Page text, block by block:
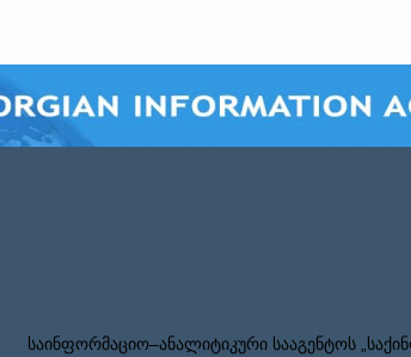
საინფორმაციო–ანალიტიკური სააგენტოს